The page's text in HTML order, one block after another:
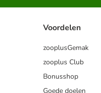
Voordelen
zooplusGemak
zooplus Club
Bonusshop
Goede doelen